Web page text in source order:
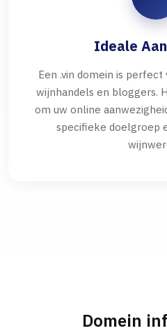
Ideale
Een .vin domein is
wijnhandels en bloggers.
om uw online
specifieke doelgroep
Domein